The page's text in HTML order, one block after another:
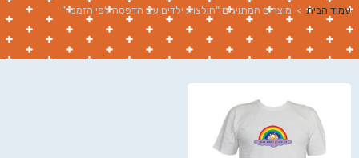
עמוד הבית > מוצרים המתויגים “חולצות ילדים עם הדפסה לפי הזמנה”